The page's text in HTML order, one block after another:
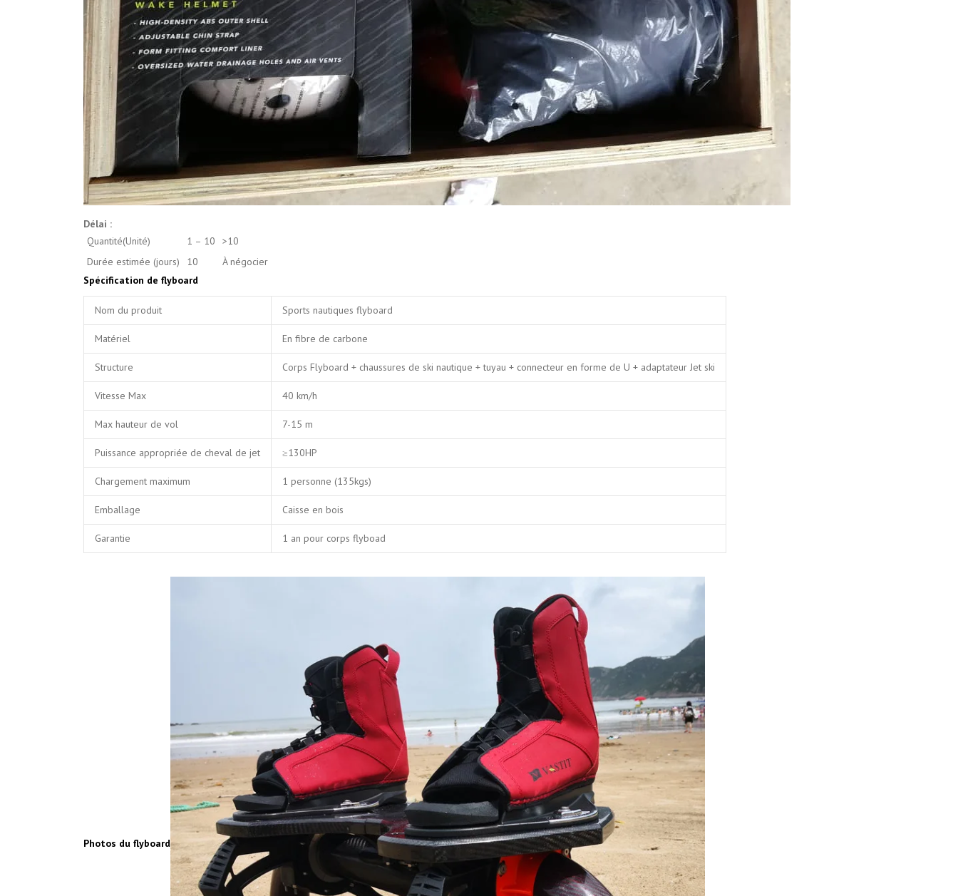
Délai :
Quantité(Unité)
1 – 10
>10
Durée estimée (jours)
10
À négocier
Spécification de flyboard
Nom du produit Sports nautiques flyboard
Matériel En fibre de carbone
Structure Corps Flyboard + chaussures de ski nautique + tuyau + connecteur en forme de U + adaptateur Jet ski
Vitesse Max 40 km/h
Max hauteur de vol 7-15 m
Puissance appropriée de cheval de jet ≥130HP
Chargement maximum 1 personne (135kgs)
Emballage Caisse en bois
Garantie 1 an pour corps flyboad
Photos du flyboard